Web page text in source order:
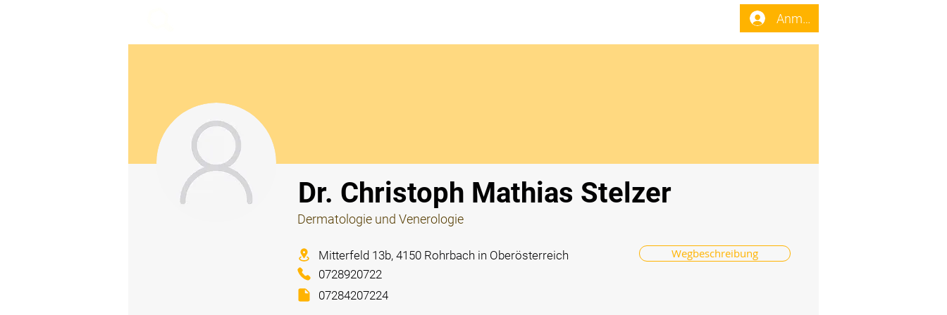
Anmelden
Dr. Christoph Mathias Stelzer
Dermatologie und Venerologie
Wegbeschreibung
Mitterfeld 13b, 4150 Rohrbach in Oberösterreich
0728920722
07284207224